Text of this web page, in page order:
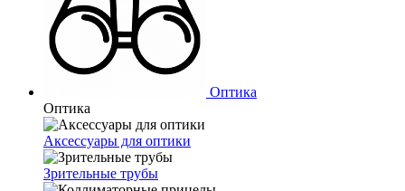
Оптика
Оптика
Аксессуары для оптики
Зрительные трубы